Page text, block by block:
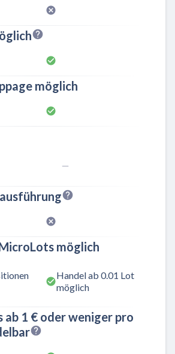
möglich
möglich
Handel ab 0.01 Lot
möglich
ab 1 € oder weniger pro